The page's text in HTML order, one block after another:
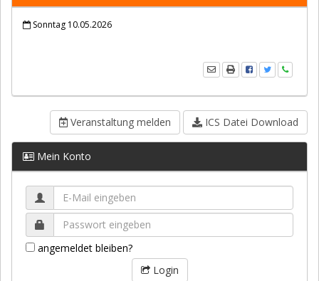
Sonntag 10.05.2026
Veranstaltung melden ICS Datei Download
Mein Konto
angemeldet bleiben?
Login